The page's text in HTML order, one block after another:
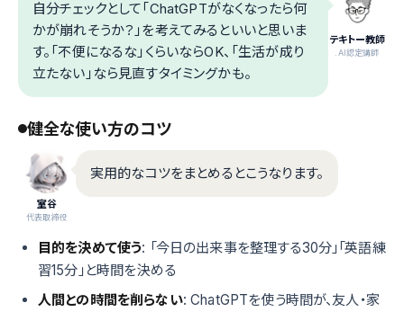
テキトー教師
.AI認定講師
自分チェックとして「ChatGPTがなくなったら何
かが崩れそうか？」を考えてみるといいと思いま
す。「不便になるな」くらいならOK、「生活が成り
立たない」なら見直すタイミングかも。
健全な使い方のコツ
室谷
代表取締役
実用的なコツをまとめるとこうなります。
目的を決めて使う: 「今日の出来事を整理する30分」「英語練
習15分」と時間を決める
人間との時間を削らない: ChatGPTを使う時間が、友人・家